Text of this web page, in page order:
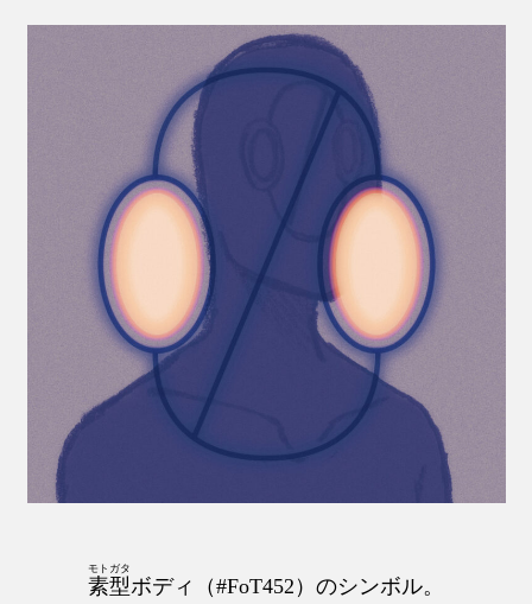
ち
素型
モトガタ
ボディ（#FoT452）のシンボル。